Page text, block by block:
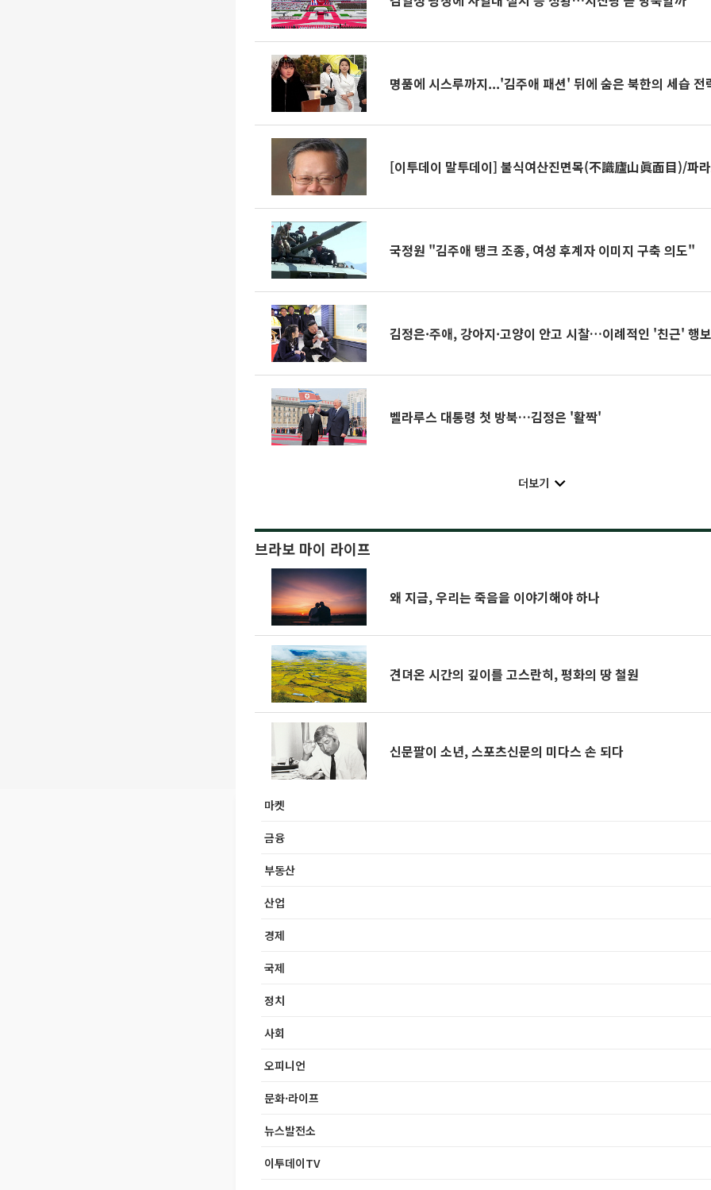
명품에 시스루까지...'김주애 패션' 뒤에 숨은 북한의 세습 전
[이투데이 말투데이] 불식여산진면목(不識廬山眞面目)/파
국정원 "김주애 탱크 조종, 여성 후계자 이미지 구축 의도"
김정은·주애, 강아지·고양이 안고 시찰…이례적인 '친근' 행보
벨라루스 대통령 첫 방북…김정은 '활짝'
더보기
브라보 마이 라이프
왜 지금, 우리는 죽음을 이야기해야 하나
견뎌온 시간의 깊이를 고스란히, 평화의 땅 철원
신문팔이 소년, 스포츠신문의 미다스 손 되다
마켓
금융
부동산
산업
경제
국제
정치
사회
오피니언
문화·라이프
뉴스발전소
이투데이TV